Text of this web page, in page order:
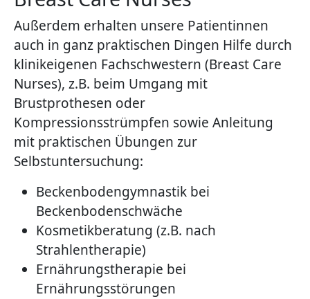
Außerdem erhalten unsere Patientinnen
auch in ganz praktischen Dingen Hilfe durch
klinikeigenen Fachschwestern (Breast Care
Nurses), z.B. beim Umgang mit
Brustprothesen oder
Kompressionsstrümpfen sowie Anleitung
mit praktischen Übungen zur
Selbstuntersuchung:
Beckenbodengymnastik bei
Beckenbodenschwäche
Kosmetikberatung (z.B. nach
Strahlentherapie)
Ernährungstherapie bei
Ernährungsstörungen